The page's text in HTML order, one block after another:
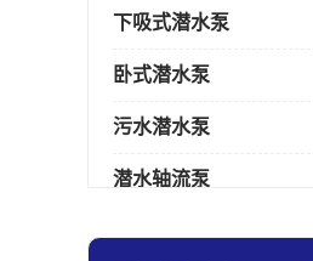
下吸式潜水泵
卧式潜水泵
污水潜水泵
潜水轴流泵